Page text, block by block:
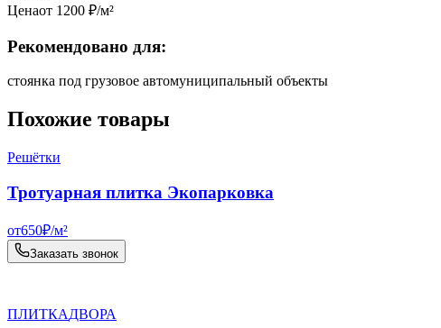
Ценаот 1200 ₽/м²
Рекомендовано для:
стоянка под грузовое автомуниципальный объекты
Похожие товары
Решётки
Тротуарная плитка Экопарковка
от650₽/м²
Заказать звонок
ПЛИТКАДВОРА